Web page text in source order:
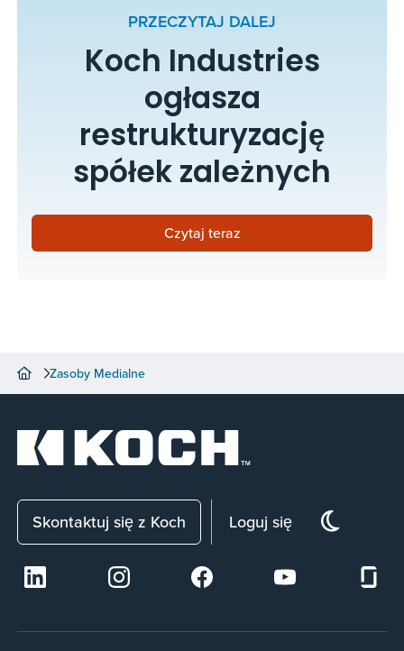
PRZECZYTAJ DALEJ
Koch Industries
ogłasza
restrukturyzację
spółek zależnych
Czytaj teraz
Zasoby Medialne
Skontaktuj się z Koch Loguj się